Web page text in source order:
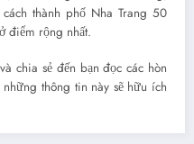
thành phố Nha Trang 50
điểm rộng nhất.
chia sẻ đến bạn đọc các hòn
thông tin này sẽ hữu ích